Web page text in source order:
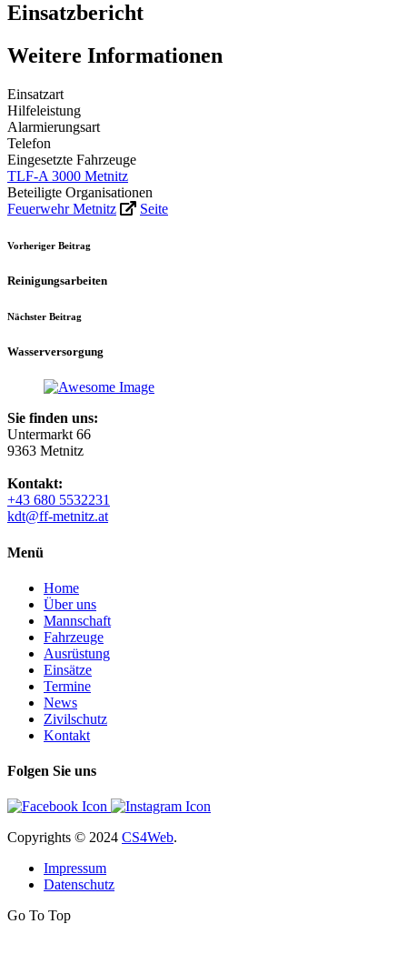
Einsatzbericht
Weitere Informationen
Einsatzart
Hilfeleistung
Alarmierungsart
Telefon
Eingesetzte Fahrzeuge
TLF-A 3000 Metnitz
Beteiligte Organisationen
Feuerwehr Metnitz
Seite
Vorheriger Beitrag
Reinigungsarbeiten
Nächster Beitrag
Wasserversorgung
Sie finden uns:
Untermarkt 66
9363 Metnitz
Kontakt:
+43 680 5532231
kdt@ff-metnitz.at
Menü
Home
Über uns
Mannschaft
Fahrzeuge
Ausrüstung
Einsätze
Termine
News
Zivilschutz
Kontakt
Folgen Sie uns
Copyrights © 2024 CS4Web.
Impressum
Datenschutz
Go To Top